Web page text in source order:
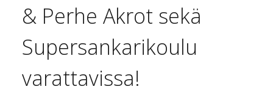
& Perhe Akrot sekä
Supersankarikoulu
varattavissa!